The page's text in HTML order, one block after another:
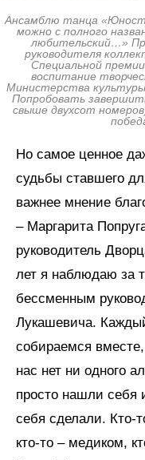
Ансамблю танца
можно с полного
любительский…»
руководителя
Специальной
воспитание
Министерства
Попробовать
свыше двухсот
Но самое ценное
судьбы ставшего
важнее мнение
– Маргарита
руководитель
лет я наблюдаю за
бессменным
Лукашевича.
собираемся
нас нет ни одного
просто нашли себя
себя сделали. Кто-
кто-то – медиком,